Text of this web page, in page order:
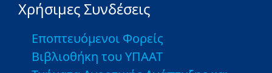
Χρήσιμες Συνδέσεις
Εποπτευόμενοι Φορείς
Βιβλιοθήκη του ΥΠΑΑΤ